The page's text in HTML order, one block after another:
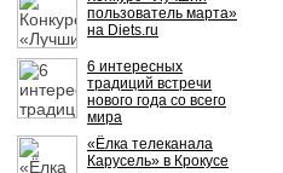
пользователь марта»
на Diets.ru
6 интересных
традиций встречи
нового года со всего
мира
«Ёлка телеканала
Карусель» в Крокусе